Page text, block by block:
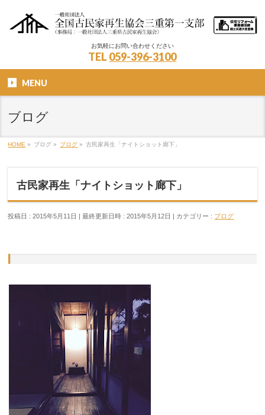
お気軽にお問い合わせください
TEL 059-396-3100
MENU
ブログ
HOME » ブログ » ブログ » 古民家再生「ナイトショット廊下」
古民家再生「ナイトショット廊下」
投稿日 : 2015年5月11日 最終更新日時 : 2015年5月12日 カテゴリー : ブログ